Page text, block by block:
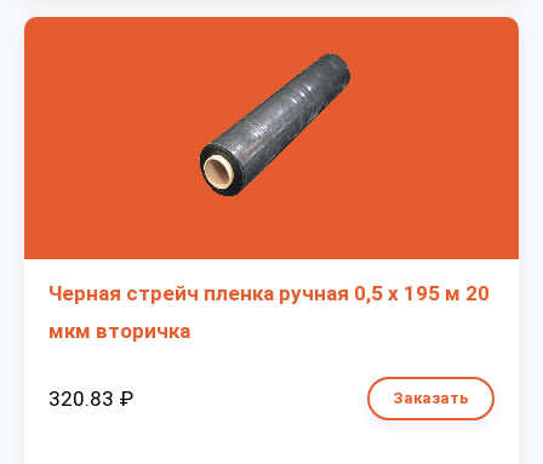
Черная стрейч пленка ручная 0,5 х 195 м 20
мкм вторичка
320.83 ₽ Заказать